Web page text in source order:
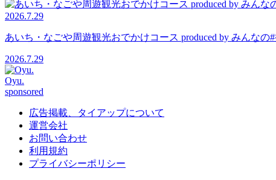
2026.7.29
あいち・なごや周遊観光おでかけコース produced by みんな
2026.7.29
Oyu.
sponsored
広告掲載、タイアップについて
運営会社
お問い合わせ
利用規約
プライバシーポリシー